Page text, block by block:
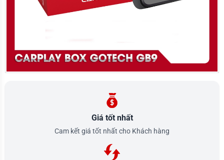
Giá tốt nhất
Cam kết giá tốt nhất cho Khách hàng